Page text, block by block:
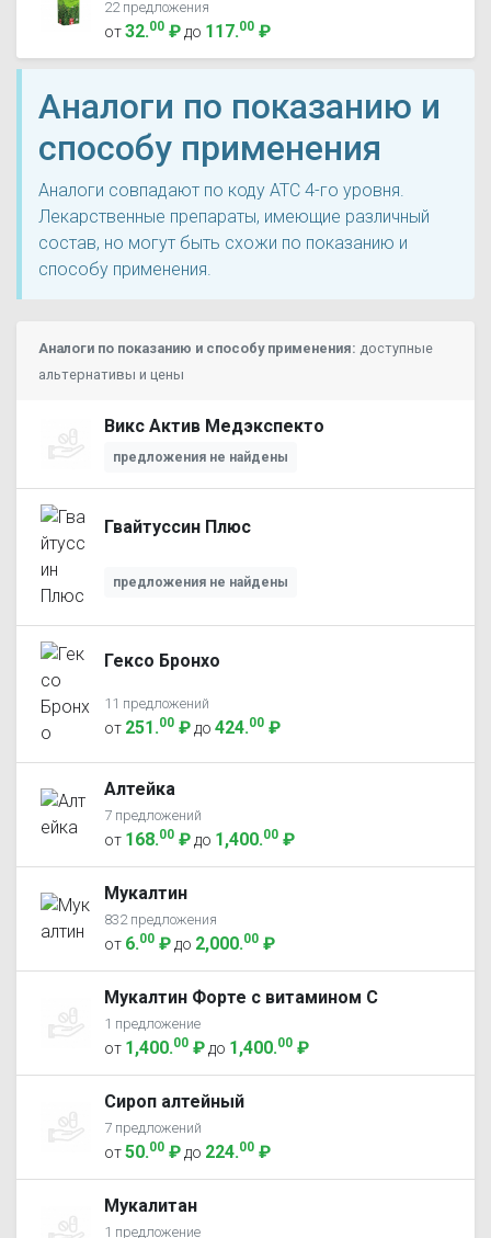
22 предложения
от32.00 ₽ до 117.00 ₽
Аналоги по показанию и
способу применения
Аналоги совпадают по коду ATC 4-го уровня.
Лекарственные препараты, имеющие различный
состав, но могут быть схожи по показанию и
способу применения.
Аналоги по показанию и способу применения: доступные
альтернативы и цены
Викс Актив Медэкспекто
предложения не найдены
Гвайтуссин Плюс
предложения не найдены
Гексо Бронхо
11 предложений
от 251.00 ₽ до 424.00 ₽
Алтейка
7 предложений
от 168.00 ₽ до 1,400.00 ₽
Мукалтин
832 предложения
от 6.00 ₽ до 2,000.00 ₽
Мукалтин Форте с витамином С
1 предложение
от 1,400.00 ₽ до 1,400.00 ₽
Сироп алтейный
7 предложений
от50.00 ₽ до 224.00 ₽
Мукалитан
1 предложение